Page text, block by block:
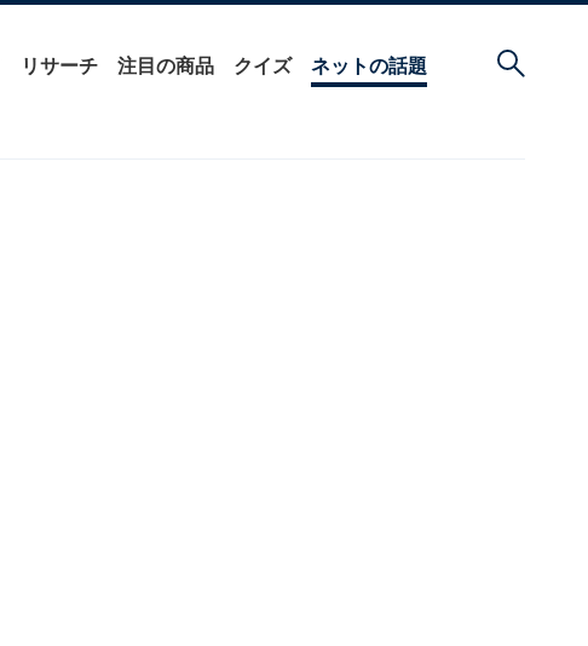
リサーチ 注目の商品 クイズ ネットの話題